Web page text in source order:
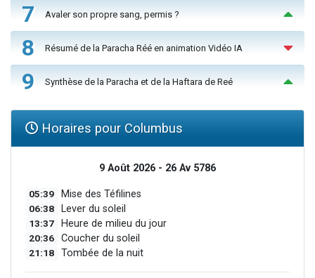
7 Avaler son propre sang, permis ?
8 Résumé de la Paracha Réé en animation Vidéo IA
9 Synthèse de la Paracha et de la Haftara de Reé
Horaires pour Columbus
9 Août 2026 - 26 Av 5786
05:39 Mise des Téfilines
06:38 Lever du soleil
13:37 Heure de milieu du jour
20:36 Coucher du soleil
21:18 Tombée de la nuit